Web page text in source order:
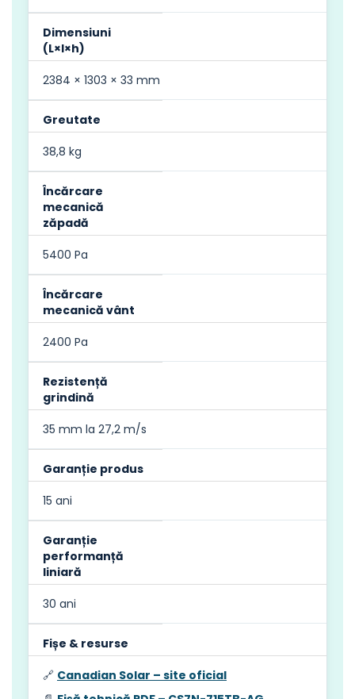
Dimensiuni
(L×l×h)
2384 × 1303 × 33 mm
Greutate
38,8 kg
Încărcare
mecanică
zăpadă
5400 Pa
Încărcare
mecanică vânt
2400 Pa
Rezistență
grindină
35 mm la 27,2 m/s
Garanție produs
15 ani
Garanție
performanță
liniară
30 ani
Fișe & resurse
🔗 Canadian Solar – site oficial